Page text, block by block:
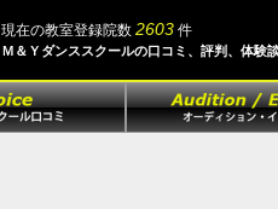
現在の教室登録院数 2603件
Ｍ＆Ｙダンススクールの口コミ、評判、体験